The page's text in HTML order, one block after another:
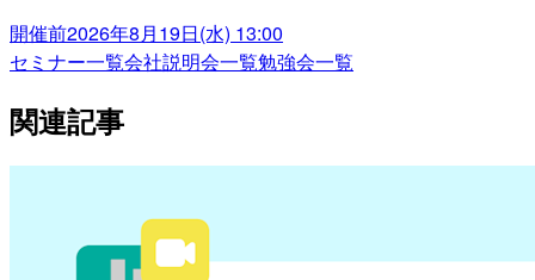
開催前2026年8月19日(水) 13:00
セミナー一覧会社説明会一覧勉強会一覧
関連記事